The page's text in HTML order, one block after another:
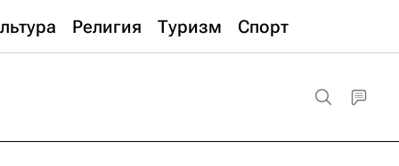
Религия Туризм Спорт